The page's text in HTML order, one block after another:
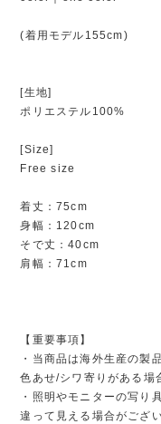
(着用モデル155cm)
[生地]
ポリエステル100%
[Size]
Free size
着丈：75cm
身幅：120cm
そで丈：40cm
肩幅：71cm
【重要事項】
・当商品は海外生産の製
色あせ/シワ寄りがある場
・照明やモニターの写り
違って見える場合がござい